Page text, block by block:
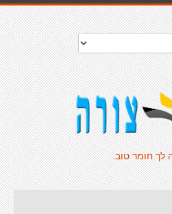
לך חומר טוב.